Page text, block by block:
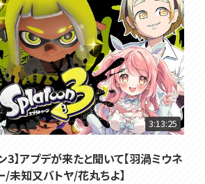
3:13:25
3】アプデが来たと聞いて【羽渦ミウネ
未知又バトヤ/花丸ちよ】